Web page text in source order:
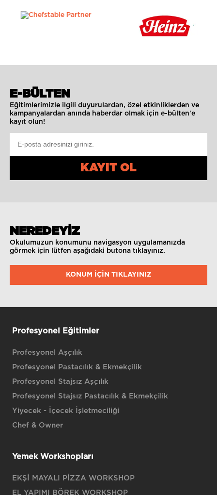
E-BÜLTEN
Eğitimlerimizle ilgili duyurulardan, özel etkinliklerden ve
kampanyalardan anında haberdar olmak için e-bülten'e
kayıt olun!
KAYIT OL
NEREDEYİZ
Okulumuzun konumunu navigasyon uygulamanızda
görmek için lütfen aşağıdaki butona tıklayınız.
KONUM IÇIN TIKLAYINIZ
Profesyonel Eğitimler
Profesyonel Aşçılık
Profesyonel Pastacılık & Ekmekçilik
Profesyonel Stajsız Aşçılık
Profesyonel Stajsız Pastacılık & Ekmekçilik
Yiyecek - İçecek İşletmeciliği
Chef & Owner
Yemek Workshopları
EKŞİ MAYALI PİZZA WORKSHOP
EL YAPIMI BÖREK WORKSHOP